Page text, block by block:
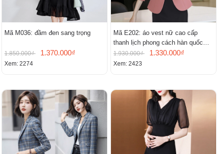
Mã M036: đầm đen sang trọng
1.850.000₫ 1.370.000₫
Xem: 2274
Mã E202: áo vest nữ cao cấp
thanh lịch phong cách hàn quốc
mới
1.930.000₫ 1.330.000₫
Xem: 2423